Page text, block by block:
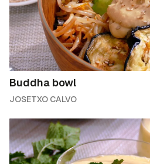
Buddha bowl
JOSETXO CALVO